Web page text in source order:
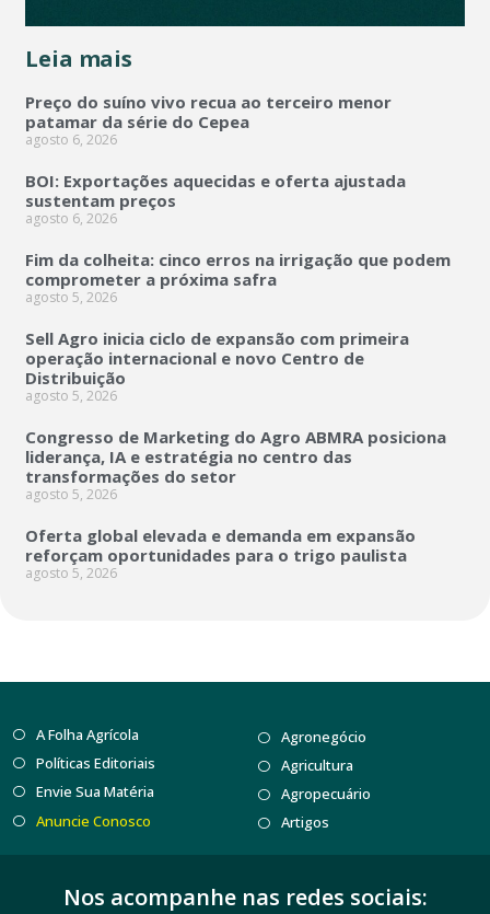
Leia mais
Preço do suíno vivo recua ao terceiro menor
patamar da série do Cepea
agosto 6, 2026
BOI: Exportações aquecidas e oferta ajustada
sustentam preços
agosto 6, 2026
Fim da colheita: cinco erros na irrigação que podem
comprometer a próxima safra
agosto 5, 2026
Sell Agro inicia ciclo de expansão com primeira
operação internacional e novo Centro de
Distribuição
agosto 5, 2026
Congresso de Marketing do Agro ABMRA posiciona
liderança, IA e estratégia no centro das
transformações do setor
agosto 5, 2026
Oferta global elevada e demanda em expansão
reforçam oportunidades para o trigo paulista
agosto 5, 2026
A Folha Agrícola
Políticas Editoriais
Envie Sua Matéria
Anuncie Conosco
Agronegócio
Agricultura
Agropecuário
Artigos
Nos acompanhe nas redes sociais: